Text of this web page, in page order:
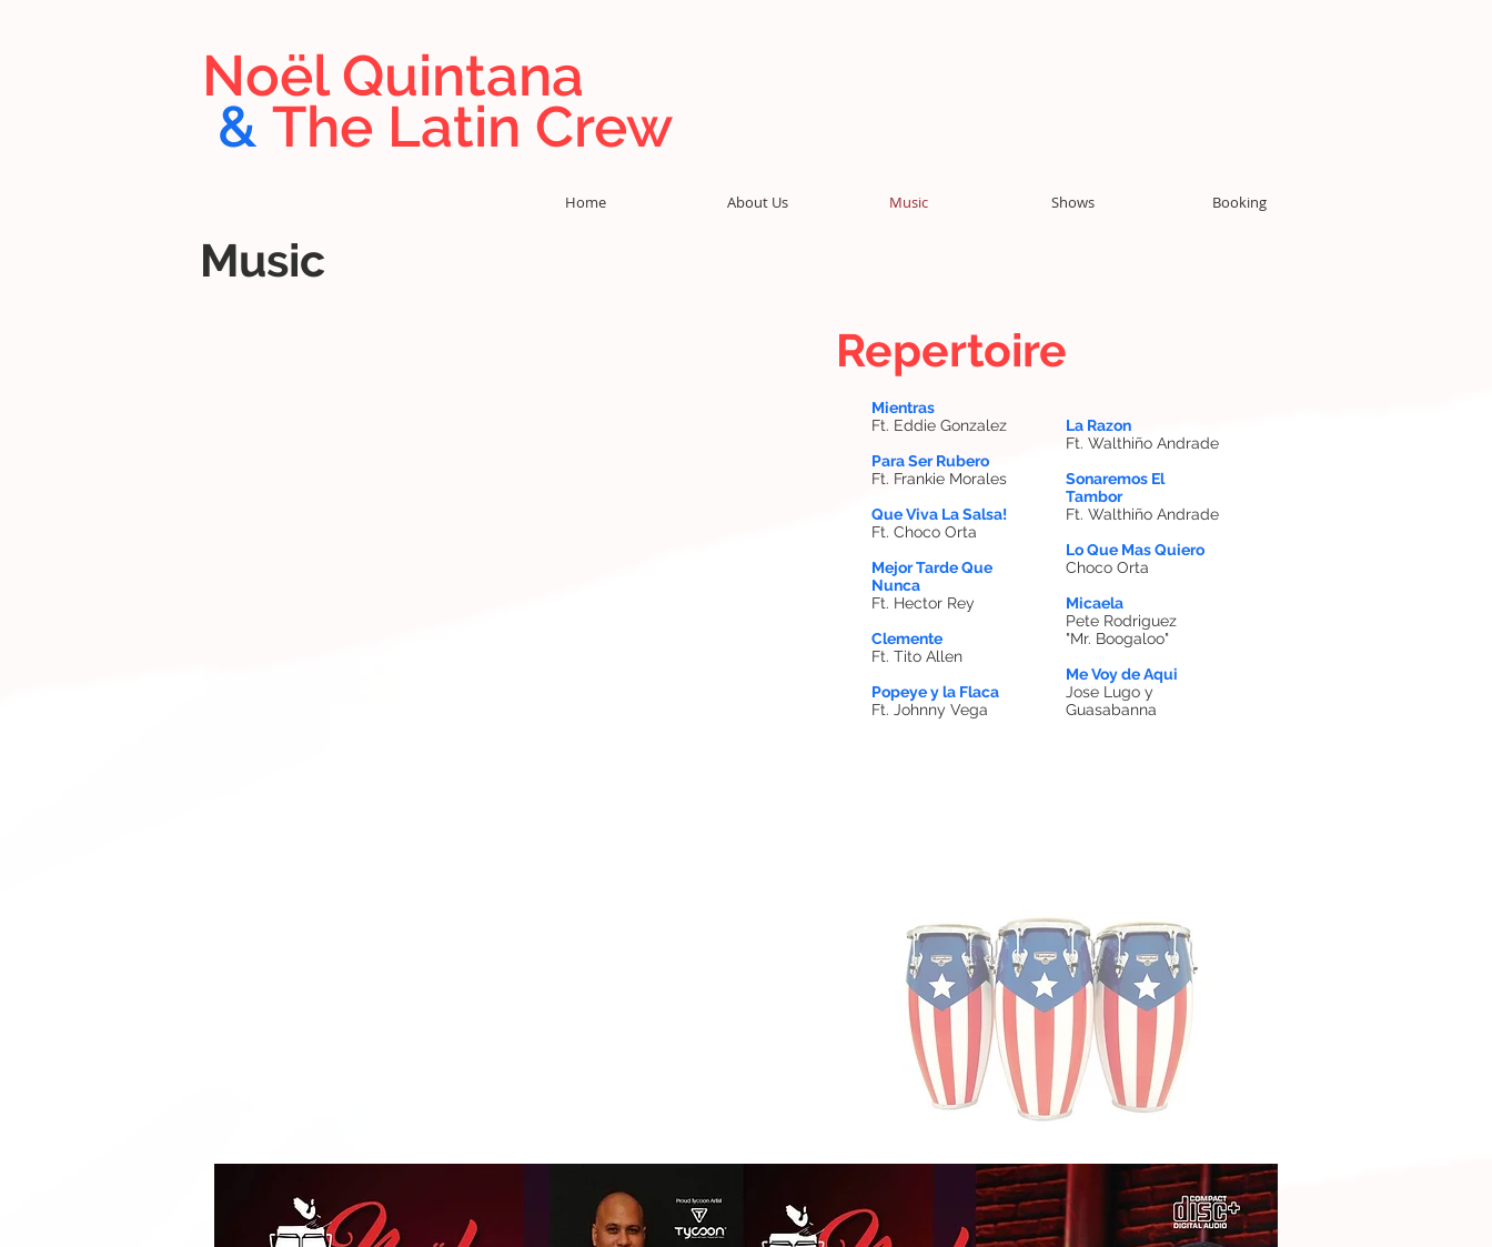
Noël Quintana
& The Latin Crew
Home About Us Music Shows Booking
Music
Repertoire
Mientras
Ft. Eddie Gonzalez
Para Ser Rubero
Ft. Frankie Morales
Que Viva La Salsa!
Ft. Choco Orta
Mejor Tarde Que
Nunca
Ft. Hector Rey
Clemente
Ft. Tito Allen
Popeye y la Flaca
Ft. Johnny Vega
La Razon
Ft. Walthiño Andrade
Sonaremos El
Tambor
Ft. Walthiño Andrade
Lo Que Mas Quiero
Choco Orta
Micaela
Pete Rodriguez
"Mr. Boogaloo"
Me Voy de Aqui
Jose Lugo y
Guasabanna